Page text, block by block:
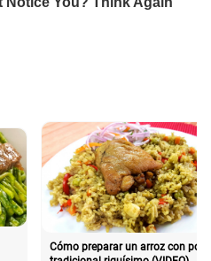
Cómo preparar un arroz con pollo